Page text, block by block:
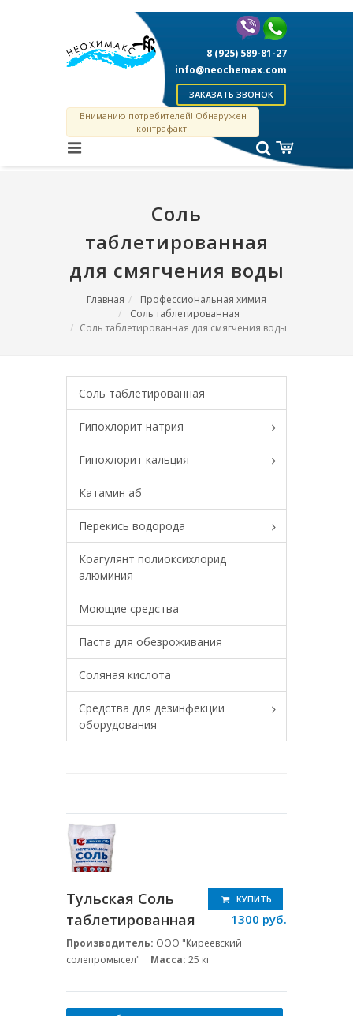
Вниманию потребителей! Обнаружен
контрафакт!
8 (925) 589-81-27
info@neochemax.com
ЗАКАЗАТЬ ЗВОНОК
Соль
таблетированная
для смягчения воды
Главная
Профессиональная химия
Соль таблетированная
Соль таблетированная для смягчения воды
Соль таблетированная
Гипохлорит натрия
Гипохлорит кальция
Катамин аб
Перекись водорода
Коагулянт полиоксихлорид
алюминия
Моющие средства
Паста для обезроживания
Соляная кислота
Средства для дезинфекции
оборудования
Тульская Соль
таблетированная
КУПИТЬ
1300 руб.
Производитель: ООО "Киреевский
солепромысел"
Масса: 25 кг